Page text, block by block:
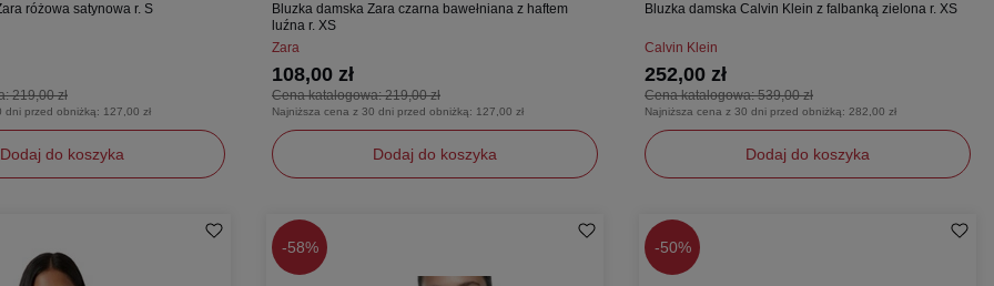
różowa satynowa r. S
219,00 zł
dni przed obniżką: 127,00 zł
Dodaj do koszyka
Bluzka damska Zara czarna bawełniana z haftem
luźna r. XS
Zara
Cena katalogowa:219,00 zł
108,00 zł
Najniższa cena z 30 dni przed obniżką: 127,00 zł
Dodaj do koszyka
XS
Bluzka damska Calvin Klein z falbanką zielona r. XS
Calvin Klein
Cena katalogowa:539,00 zł
252,00 zł
Najniższa cena z 30 dni przed obniżką: 282,00 zł
Dodaj do koszyka
XS
-58% -50%